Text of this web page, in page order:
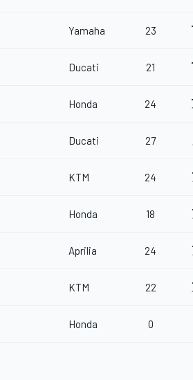
Yamaha 23
Ducati 21
Honda 24
Ducati 27
KTM 24
Honda 18
Aprilia 24
KTM 22
Honda 0